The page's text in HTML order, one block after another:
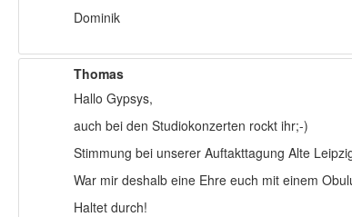
Dominik
Thomas
Hallo Gypsys,
auch bei den Studiokonzerten rockt ihr;-)
Stimmung bei unserer Auftakttagung Alte
War mir deshalb eine Ehre euch mit einem
Haltet durch!